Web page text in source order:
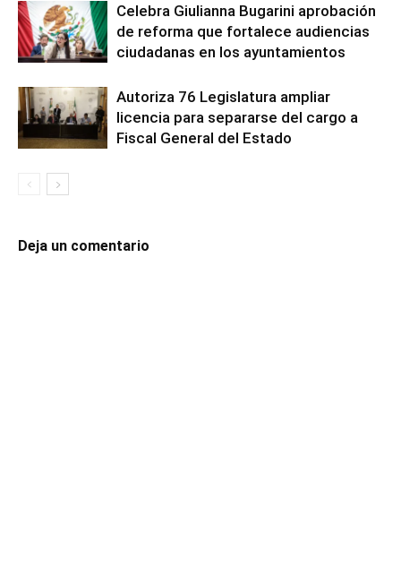
Celebra Giulianna Bugarini aprobación
de reforma que fortalece audiencias
ciudadanas en los ayuntamientos
Autoriza 76 Legislatura ampliar
licencia para separarse del cargo a
Fiscal General del Estado
Deja un comentario